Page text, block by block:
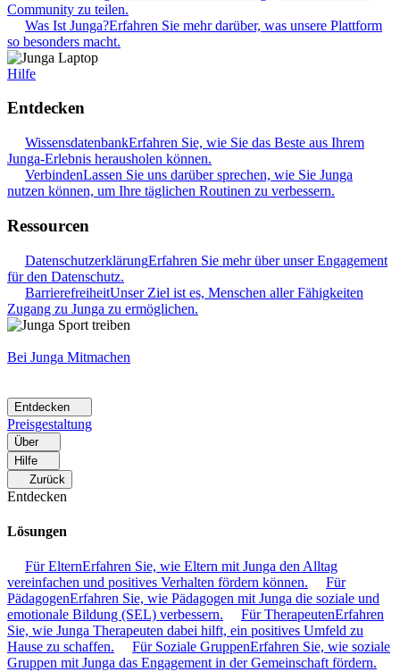
Community zu teilen.
Was Ist Junga?Erfahren Sie mehr darüber, was unsere Plattform
so besonders macht.
Hilfe
Entdecken
WissensdatenbankErfahren Sie, wie Sie das Beste aus Ihrem
Junga-Erlebnis herausholen können.
VerbindenLassen Sie uns darüber sprechen, wie Sie Junga
nutzen können, um Ihre täglichen Routinen zu verbessern.
Ressourcen
DatenschutzerklärungErfahren Sie mehr über unser Engagement
für den Datenschutz.
BarrierefreiheitUnser Ziel ist es, Menschen aller Fähigkeiten
Zugang zu Junga zu ermöglichen.
Bei Junga Mitmachen
Entdecken
Preisgestaltung
Über
Hilfe
Zurück
Entdecken
Lösungen
Für ElternErfahren Sie, wie Eltern mit Junga den Alltag
vereinfachen und positives Verhalten fördern können.
Für
PädagogenErfahren Sie, wie Pädagogen mit Junga die soziale und
emotionale Bildung (SEL) verbessern.
Für TherapeutenErfahren
Sie, wie Junga Therapeuten dabei hilft, ein positives Umfeld zu
Hause zu schaffen.
Für Soziale GruppenErfahren Sie, wie soziale
Gruppen mit Junga das Engagement in der Gemeinschaft fördern.